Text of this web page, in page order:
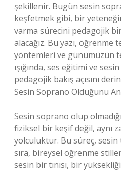
şekillenir. Bugün sesin
keşfetmek gibi, bir
varma sürecini pedagojik bir
alacağız. Bu yazı,
yöntemleri ve günümüzün
ışığında, ses eğitimi ve
pedagojik bakış açısını
Sesin Soprano Olduğunu
Sesin soprano olup
fiziksel bir keşif değil, aynı
yolculuktur. Bu süreç,
sıra, bireysel öğrenme
sesin bir tınısı, bir